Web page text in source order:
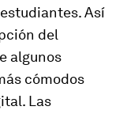
Así
del
algunos
cómodos
Las